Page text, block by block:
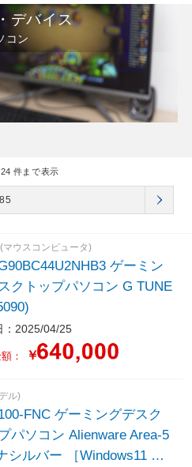
デバイス
コン
24 件まで表示
マウスコンピュータ)
ゲーミン
クトップパソコン G TUNE
：2025/04/25
： ￥
ル)
FNC ゲーミングデスク
パソコン Alienware Area-5
シルバー ［Windows11 Ho